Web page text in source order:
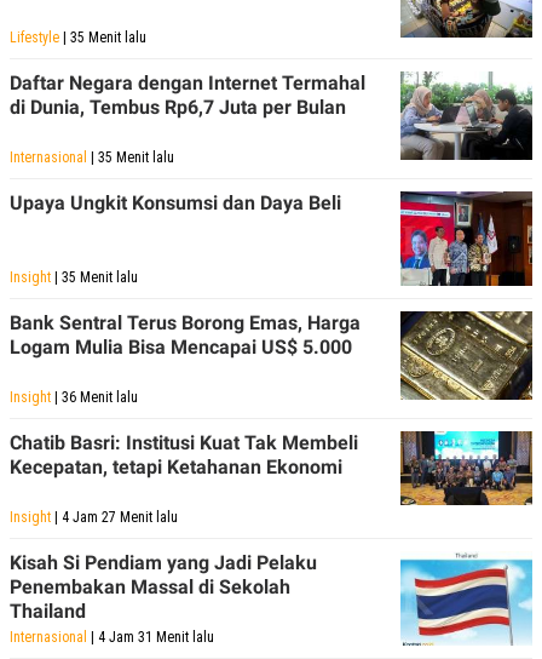
Lifestyle | 35 Menit lalu
Daftar Negara dengan Internet Termahal
di Dunia, Tembus Rp6,7 Juta per Bulan
Internasional | 35 Menit lalu
Upaya Ungkit Konsumsi dan Daya Beli
Insight | 35 Menit lalu
Bank Sentral Terus Borong Emas, Harga
Logam Mulia Bisa Mencapai US$ 5.000
Insight | 36 Menit lalu
Chatib Basri: Institusi Kuat Tak Membeli
Kecepatan, tetapi Ketahanan Ekonomi
Insight | 4 Jam 27 Menit lalu
Kisah Si Pendiam yang Jadi Pelaku
Penembakan Massal di Sekolah
Thailand
Internasional | 4 Jam 31 Menit lalu